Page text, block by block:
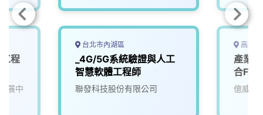
程
展中
台北市內湖區
_4G/5G系統驗證與人工
智慧軟體工程師
聯發科技股份有限公司
高雄
產業
合
億威電